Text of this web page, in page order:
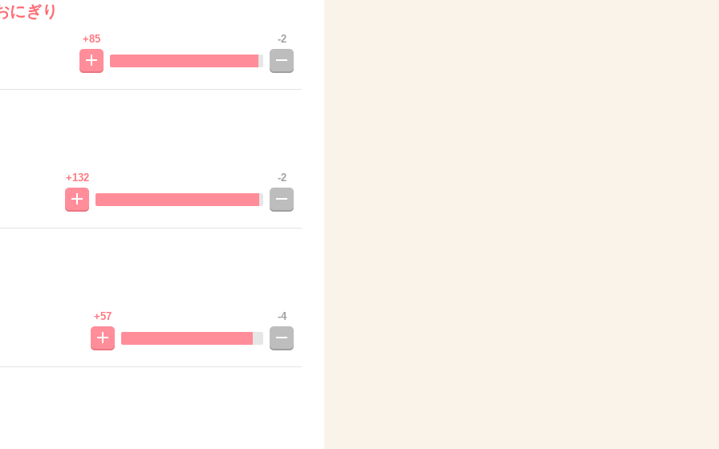
にぎり
+85 -2
+132 -2
+57 -4